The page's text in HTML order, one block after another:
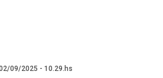
09/2025 - 10.29.hs